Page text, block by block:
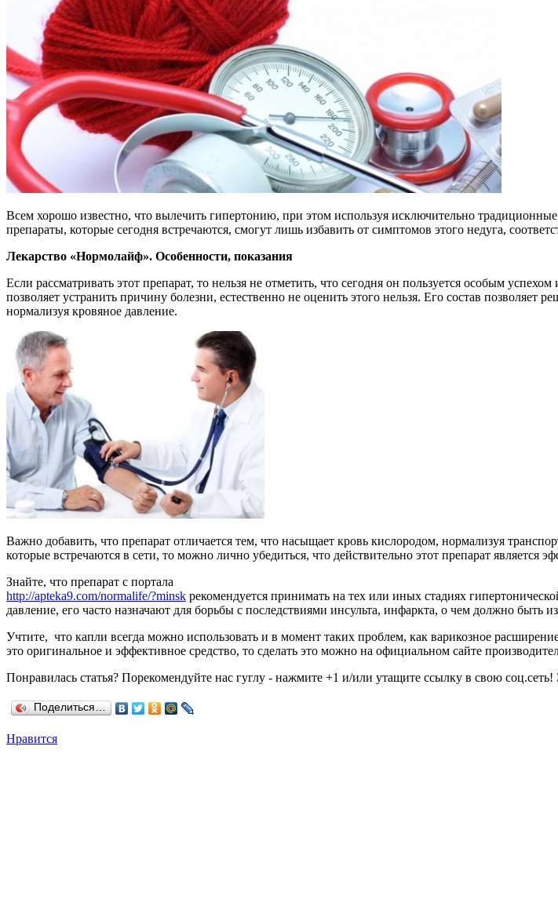
Всем хорошо известно, что вылечить гипертонию, при этом используя исключительно
препараты, которые сегодня встречаются, смогут лишь избавить от симптомов этого недуга,
Лекарство «Нормолайф». Особенности, показания
Если рассматривать этот препарат, то нельзя не отметить, что сегодня он пользуется особым
позволяет устранить причину болезни, естественно не оценить этого нельзя. Его состав
нормализуя кровяное давление.
Важно добавить, что препарат отличается тем, что насыщает кровь кислородом, нормализуя
которые встречаются в сети, то можно лично убедиться, что действительно этот препарат является
Знайте, что препарат с портала
http://apteka9.com/normalife/?minsk рекомендуется принимать на тех или иных стадиях
давление, его часто назначают для борьбы с последствиями инсульта, инфаркта, о чем должно быть
Учтите, что капли всегда можно использовать и в момент таких проблем, как варикозное
это оригинальное и эффективное средство, то сделать это можно на официальном сайте
Понравилась статья? Порекомендуйте нас гуглу - нажмите +1 и/или утащите ссылку в свою
Поделиться…
Нравится